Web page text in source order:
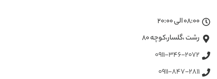
08:00 الی 20:00
رشت ،گلسار،کوچه ۸۰
0911-346-2072
0911-847-2811